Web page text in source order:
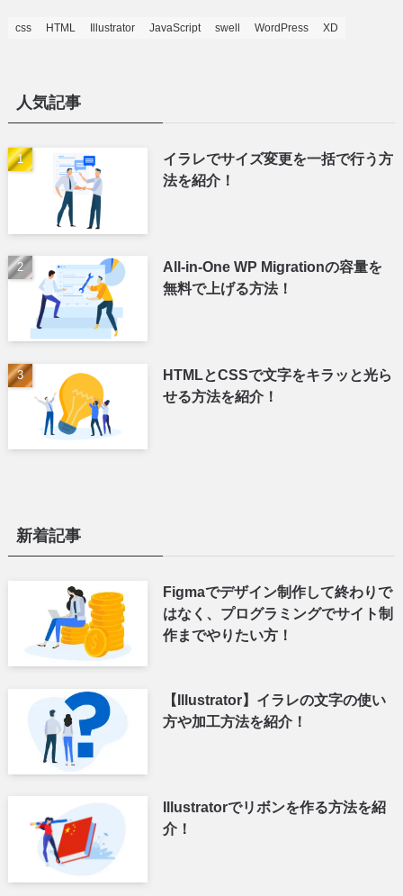
css HTML Illustrator JavaScript swell WordPress XD
人気記事
イラレでサイズ変更を一括で行う方
法を紹介！
All-in-One WP Migrationの容量を
無料で上げる方法！
HTMLとCSSで文字をキラッと光ら
せる方法を紹介！
新着記事
Figmaでデザイン制作して終わりで
はなく、プログラミングでサイト制
作までやりたい方！
【Illustrator】イラレの文字の使い
方や加工方法を紹介！
Illustratorでリボンを作る方法を紹
介！